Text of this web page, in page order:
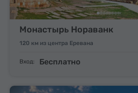
120 км из центра Еревана
Монастырь Нораванк
Вход: Бесплатно